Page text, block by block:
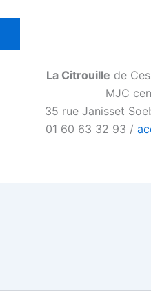
La Citrouille de
MJC
35 rue Janisset
01 60 63 32 93 /